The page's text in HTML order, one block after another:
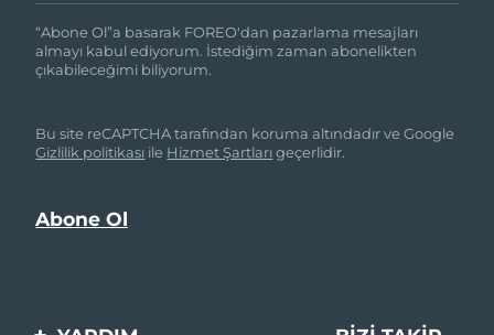
“Abone Ol”a basarak FOREO'dan pazarlama mesajları
almayı kabul ediyorum. İstediğim zaman abonelikten
çıkabileceğimi biliyorum.
Bu site reCAPTCHA tarafından koruma altındadır ve Google
Gizlilik politikası ile Hizmet Şartlarıgeçerlidir.